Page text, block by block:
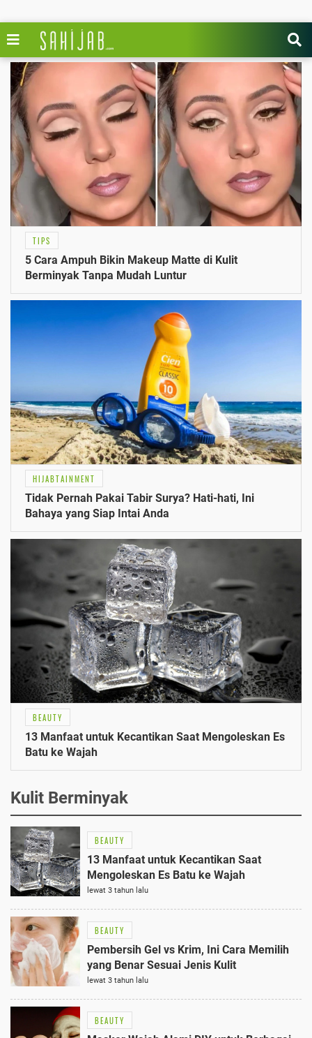
TIPS
5 Cara Ampuh Bikin Makeup Matte di Kulit
Berminyak Tanpa Mudah Luntur
HIJABTAINMENT
Tidak Pernah Pakai Tabir Surya? Hati-hati, Ini
Bahaya yang Siap Intai Anda
BEAUTY
13 Manfaat untuk Kecantikan Saat Mengoleskan Es
Batu ke Wajah
Kulit Berminyak
BEAUTY
13 Manfaat untuk Kecantikan Saat
Mengoleskan Es Batu ke Wajah
lewat 3 tahun lalu
BEAUTY
Pembersih Gel vs Krim, Ini Cara Memilih
yang Benar Sesuai Jenis Kulit
lewat 3 tahun lalu
BEAUTY